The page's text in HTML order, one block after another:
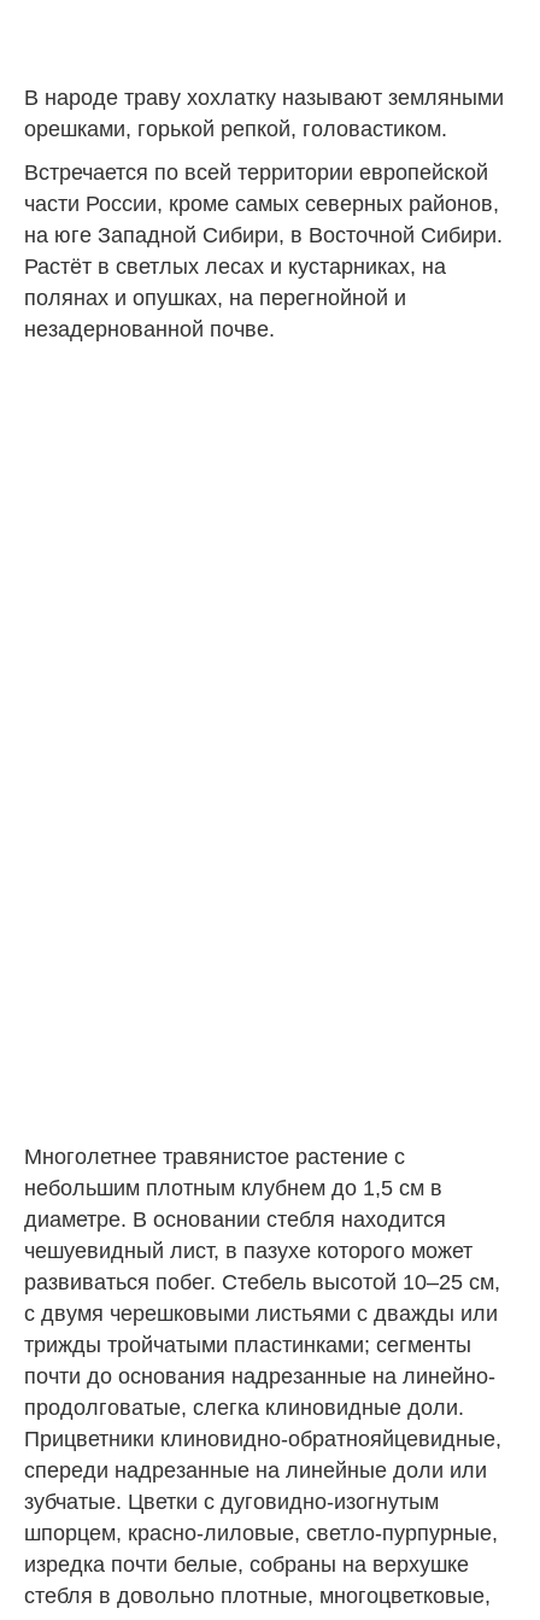
В народе траву хохлатку называют земляными
орешками, горькой репкой, головастиком.
Встречается по всей территории европейской
части России, кроме самых северных районов,
на юге Западной Сибири, в Восточной Сибири.
Растёт в светлых лесах и кустарниках, на
полянах и опушках, на перегнойной и
незадернованной почве.
Многолетнее травянистое растение c
небольшим плотным клубнем до 1,5 см в
диаметре. В основании стебля находится
чешуевидный лист, в пазухе которого может
развиваться побег. Стебель высотой 10–25 см,
с двумя черешковыми листьями с дважды или
трижды тройчатыми пластинками; сегменты
почти до основания надрезанные на линейно-
продолговатые, слегка клиновидные доли.
Прицветники клиновидно-обратнояйцевидные,
спереди надрезанные на линейные доли или
зубчатые. Цветки с дуговидно-изогнутым
шпорцем, красно-лиловые, светло-пурпурные,
изредка почти белые, собраны на верхушке
стебля в довольно плотные, многоцветковые,